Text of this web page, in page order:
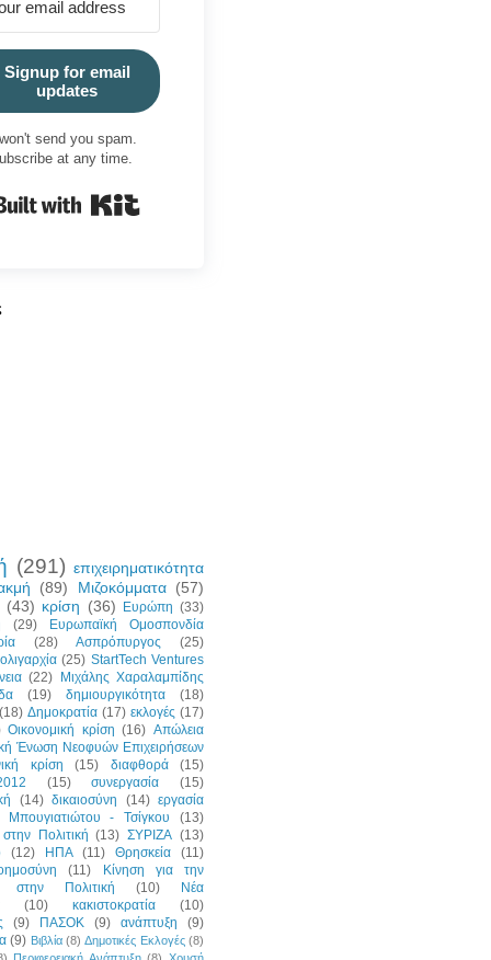
Signup for email
updates
send you spam.
at any time.
(291) επιχειρηματικότητα
(89) Μιζοκόμματα (57)
(43) κρίση (36) Ευρώπη (33)
(29)
Ευρωπαϊκή Ομοσπονδία
(28) Ασπρόπυργος
(25)
(25) StartTech Ventures
(22) Μιχάλης Χαραλαμπίδης
(19) δημιουργικότητα
(18)
(18) Δημοκρατία (17) εκλογές (17)
Οικονομική κρίση (16) Απώλεια
Ένωση Νεοφυών Επιχειρήσεων
κρίση (15) διαφθορά
(15)
(15) συνεργασία
(15)
(14) δικαιοσύνη (14) εργασία
Μπουγιατιώτου - Τσίγκου
(13)
Πολιτική (13) ΣΥΡΙΖΑ (13)
(12) ΗΠΑ (11) Θρησκεία
(11)
(11)
Κίνηση για την
στην Πολιτική
(10)
Νέα
(10) κακιστοκρατία
(10)
(9) ΠΑΣΟΚ (9) ανάπτυξη
(9)
(9) Βιβλία (8) Δημοτικές Εκλογές (8)